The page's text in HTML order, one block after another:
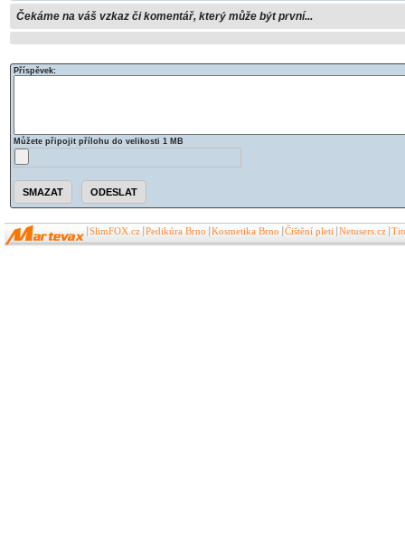
Čekáme na váš vzkaz či komentář, který může být první...
Příspěvek:
Můžete připojit přílohu do velikosti 1 MB
SlimFOX.cz Pedikúra Brno Kosmetika Brno Čištění pleti Netusers.cz